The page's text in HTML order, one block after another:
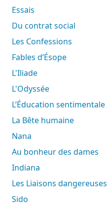
Essais
Du contrat social
Les Confessions
Fables d’Ésope
L'Iliade
L'Odyssée
L’Éducation sentimentale
La Bête humaine
Nana
Au bonheur des dames
Indiana
Les Liaisons dangereuses
Sido